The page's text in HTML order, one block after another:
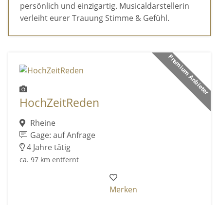
persönlich und einzigartig. Musicaldarstellerin
verleiht eurer Trauung Stimme & Gefühl.
Premium Anbieter
HochZeitReden
Rheine
Gage: auf Anfrage
4 Jahre tätig
ca. 97 km entfernt
Merken